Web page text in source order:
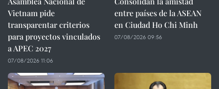
Vietnam pide
transparentar criterios
para proyectos vinculados
a APEC 2027
07/08/2026 11:06
entre países de la ASEAN
en Ciudad Ho Chi Minh
07/08/2026 09:56